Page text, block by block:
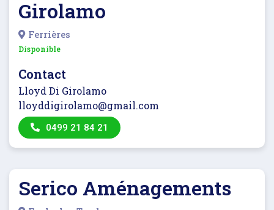
Girolamo
Ferrières
Disponible
Contact
Lloyd Di Girolamo
lloyddigirolamo@gmail.com
0499 21 84 21
Serico Aménagements